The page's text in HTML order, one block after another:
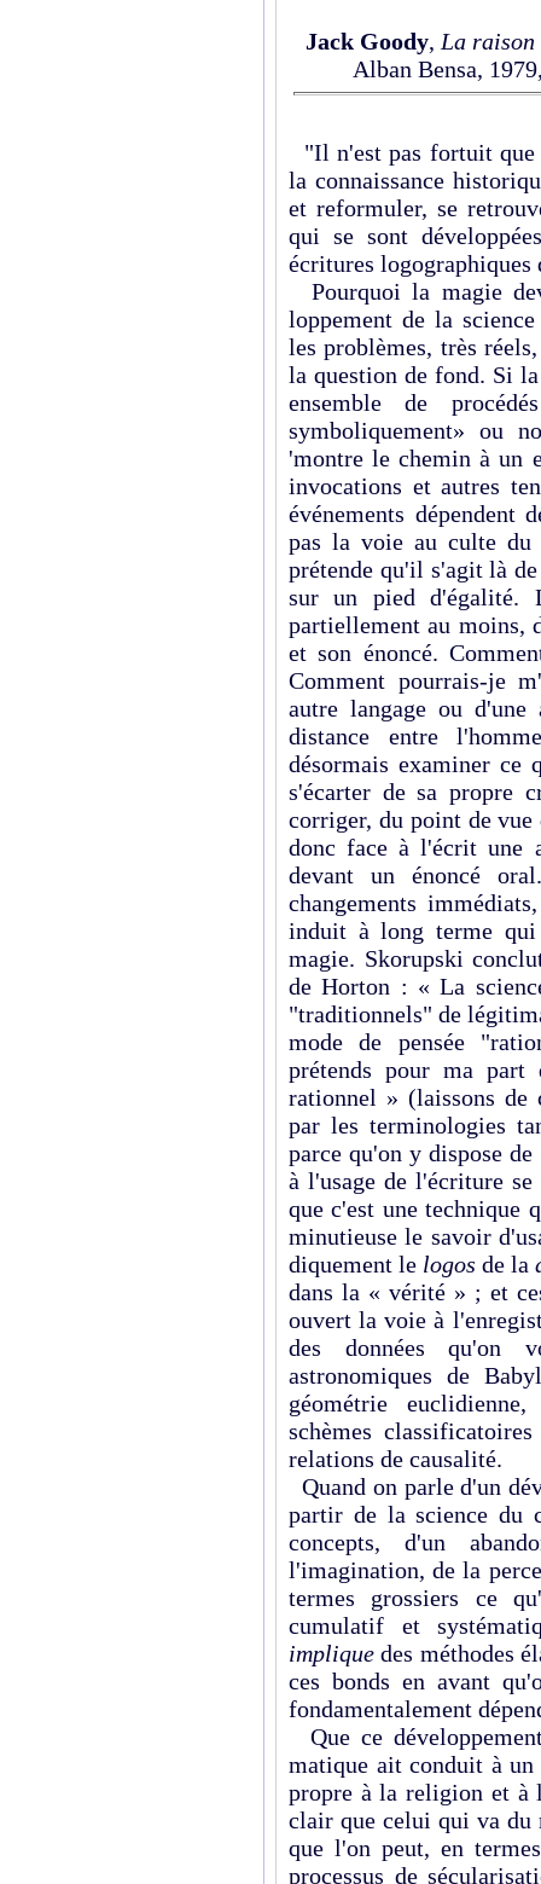
Jack Goody, La
Alban Bensa,
"Il n'est pas fortuit que
la connaissance
et reformuler, se
qui se sont
écritures
Pourquoi la magie
loppement de la
les problèmes, très
la question de fond. Si
ensemble de
symboliquement» ou
'montre le chemin à un
invocations et autres
événements dépendent
pas la voie au culte du
prétende qu'il s'agit là
sur un pied d'égalité.
partiellement au moins,
et son énoncé.
Comment pourrais-je
autre langage ou
distance entre
désormais examiner
s'écarter de sa propre
corriger, du point de
donc face à l'écrit une
devant un énoncé
changements
induit à long terme
magie. Skorupski
de Horton : « La
"traditionnels" de
mode de pensée
prétends pour ma
rationnel » (laissons de
par les terminologies
parce qu'on y dis­pose
à l'usage de l'écriture
que c'est une technique
minu­tieuse le savoir
diquement le logos de la
dans la « vérité » ; et
ouvert la voie à
des données qu'on
astronomiques de
géométrie
schèmes
relations de causalité.
Quand on parle d'un
partir de la science du
concepts, d'un
l'imagination, de la
termes grossiers ce
cumulatif et
impliquedes méthodes
ces bonds en avant
fondamentalement
Que ce
matique ait conduit à
propre à la religion et à
clair que celui qui va
que l'on peut, en
processus de